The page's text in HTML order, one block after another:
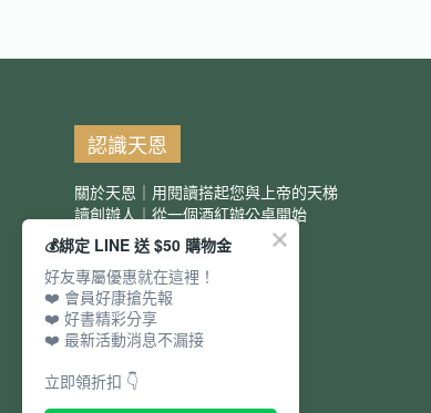
認識天恩
關於天恩｜用閱讀搭起您與上帝的天梯
讀創辦人｜從一個酒紅辦公桌開始
服務項目｜團購優惠
💰綁定 LINE 送 $50 購物金
好友專屬優惠就在這裡！
❤️ 會員好康搶先報
❤️ 好書精彩分享
❤️ 最新活動消息不漏接
立即領折扣 👇